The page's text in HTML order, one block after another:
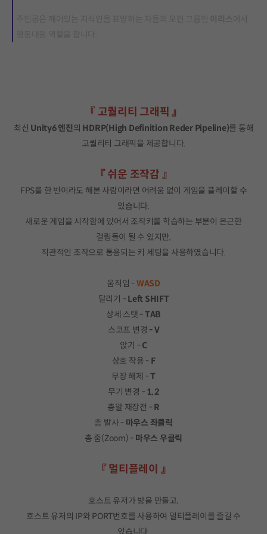
『 고퀄리티 그래픽 』
최신 Unity6 엔진의 HDRP(High Definition Reder Pipeline)를 통해
고퀄리티 그래픽을 제공합니다.
『 쉬운 조작감 』
FPS를 한 번이라도 해본 사람이라면 어려움 없이 게임을 플레이할 수
있습니다.
새로운 게임을 시작함에 있어서 조작키를 학습하는 부분이 은근한
걸림돌이 될 수 있지만,
직관적인 조작으로 통용되는 키 세팅을 사용하였습니다.
움직임 - WASD
달리기 - Left SHIFT
상세 스탯 - TAB
스코프 변경 - V
앉기 - C
상호 작용 - F
무장 해제 -T
무기 변경 - 1, 2
총알 재장전 - R
총 발사 - 마우스 좌클릭
총 줌(Zoom) - 마우스 우클릭
『 멀티플레이 』
호스트 유저가 방을 만들고,
호스트 유저의 IP와 PORT번호를 사용하여 멀티플레이를 즐길 수